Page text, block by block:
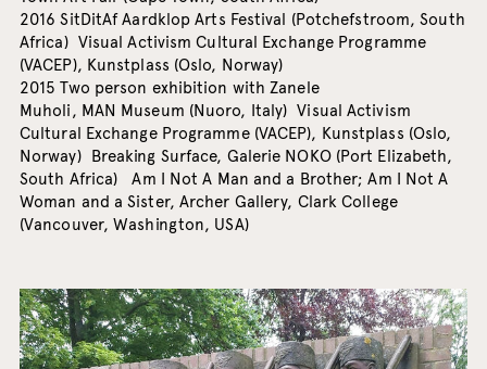
2016 SitDitAf Aardklop Arts Festival (Potchefstroom, South
Africa) Visual Activism Cultural Exchange Programme
(VACEP), Kunstplass (Oslo, Norway)
2015 Two person exhibition with Zanele
Muholi, MAN Museum (Nuoro, Italy) Visual Activism
Cultural Exchange Programme (VACEP), Kunstplass (Oslo,
Norway) Breaking Surface, Galerie NOKO (Port Elizabeth,
South Africa) Am I Not A Man and a Brother; Am I Not A
Woman and a Sister, Archer Gallery, Clark College
(Vancouver, Washington, USA)